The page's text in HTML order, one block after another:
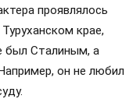
проявлялось
крае,
был Сталиным, а
он не любил